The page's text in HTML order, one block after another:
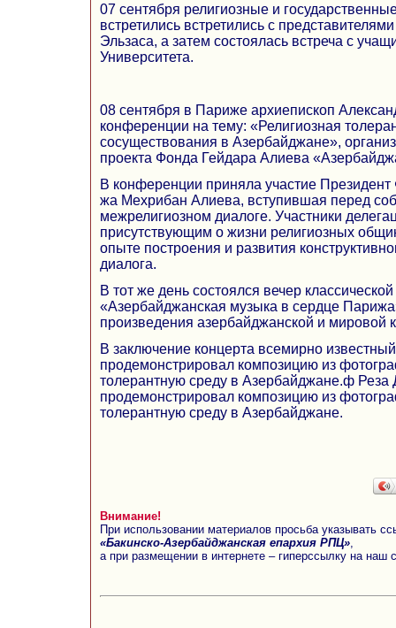
07 сентября религиозные и
встретились встретились с
Эльзаса, а затем состоялась встреча с
Университета.
08 сентября в Париже архиепископ
конференции на тему: «Религиозная
сосуществования в Азербайджане»,
проекта Фонда Гейдара Алиева
В конференции приняла участие
жа Мехрибан Алиева, вступившая перед
межрелигиозном диалоге. Участники
присутствующим о жизни религиозных
опыте построения и развития
диалога.
В тот же день состоялся вечер
«Азербайджанская музыка в сердце
произведения азербайджанской и мировой
В заключение концерта всемирно
продемонстрировал композицию из
толерантную среду в Азербайджане.ф Реза
продемонстрировал композицию из
толерантную среду в Азербайджане.
Внимание!
При использовании материалов просьба указывать
«Бакинско-Азербайджанская епархия РПЦ»
а при размещении в интернете – гиперссылку на наш